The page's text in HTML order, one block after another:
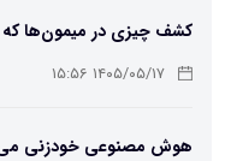
کشف چیزی در میمون‌ها
۱۴۰۵/۰۵/۱۷ ۱۵:۵۶
هوش مصنوعی خودزنی